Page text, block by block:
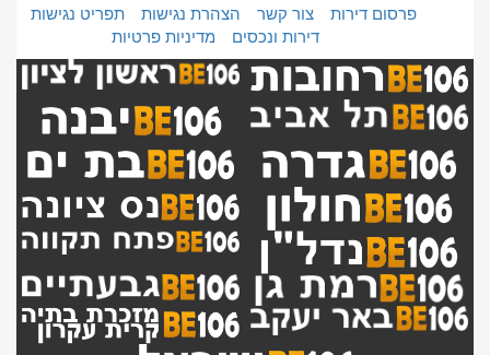
פרסום דירות צור קשר הצהרת נגישות
תפריט נגישות
דירות ונכסים
מדיניות פרטיות